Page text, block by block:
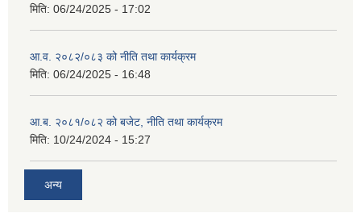
मिति: 06/24/2025 - 17:02
आ.व. २०८२/०८३ को नीति तथा कार्यक्रम
मिति: 06/24/2025 - 16:48
आ.ब. २०८१/०८२ को बजेट, नीति तथा कार्यक्रम
मिति: 10/24/2024 - 15:27
अन्य